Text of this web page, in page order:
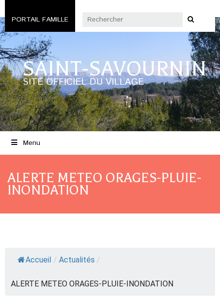
PORTAIL FAMILLE
SAINT-SAVOURNIN
SITE OFFICIEL DU VILLAGE
Menu
ALERTE METEO ORAGES-PLUIE-
INONDATION
Accueil / Actualités /
ALERTE METEO ORAGES-PLUIE-INONDATION